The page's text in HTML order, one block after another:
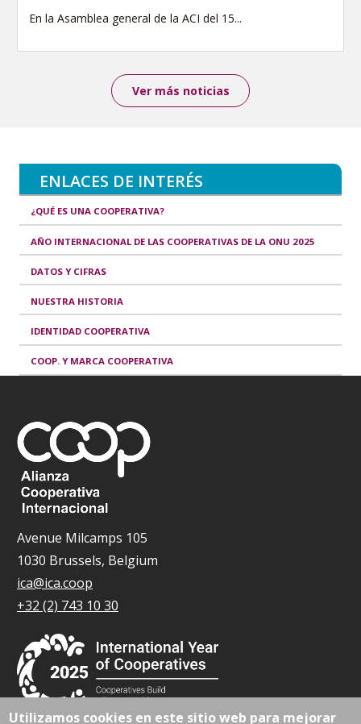
En la Asamblea general de la ACI del 15...
Ver más noticias
ENLACES DE INTERÉS
¿QUÉ ES UNA COOPERATIVA?
AÑO INTERNACIONAL DE LAS COOPERATIVAS DE LA ONU 2025
DATOS Y CIFRAS
NUESTRA HISTORIA
IDENTIDAD COOPERATIVA
COOP. Y MARCA COOPERATIVA
Avenue Milcamps 105
1030 Brussels, Belgium
ica@ica.coop
+32 (2) 743 10 30
Utilizamos cookies en este sitio web para mejorar